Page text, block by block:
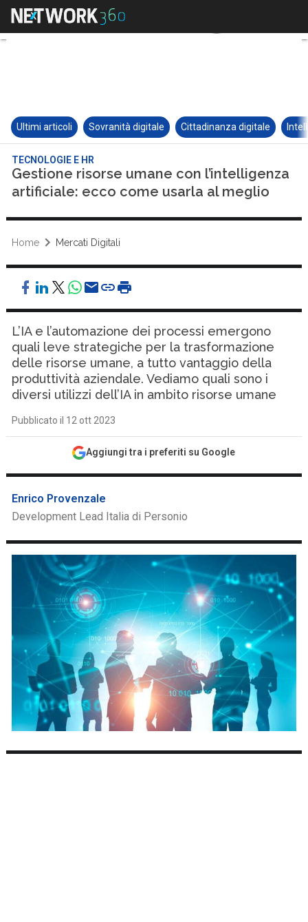
Ultimi articoli Sovranità digitale Cittadinanza digitale
TECNOLOGIE E HR
Gestione risorse umane con l’intelligenza
artificiale: ecco come usarla al meglio
Home Mercati Digitali
L’IA e l’automazione dei processi emergono
quali leve strategiche per la trasformazione
delle risorse umane, a tutto vantaggio della
produttività aziendale. Vediamo quali sono i
diversi utilizzi dell’IA in ambito risorse umane
Pubblicato il 12 ott 2023
Aggiungi tra i preferiti su Google
Enrico Provenzale
Development Lead Italia di Personio